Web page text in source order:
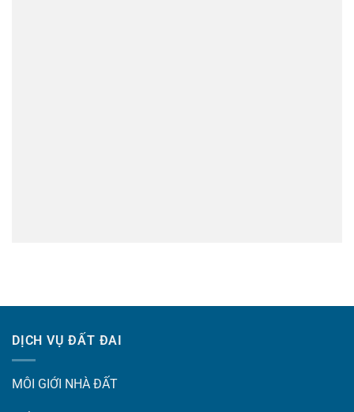
DỊCH VỤ ĐẤT ĐAI
MÔI GIỚI NHÀ ĐẤT